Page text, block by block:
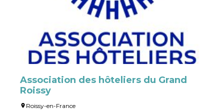
Association des hôteliers du Grand
Roissy
Roissy-en-France